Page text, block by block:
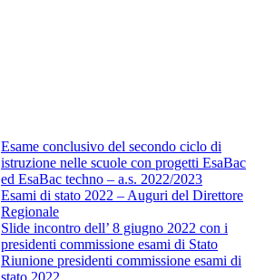
Esame conclusivo del secondo ciclo di
istruzione nelle scuole con progetti EsaBac
ed EsaBac techno – a.s. 2022/2023
Esami di stato 2022 – Auguri del Direttore
Regionale
Slide incontro dell’ 8 giugno 2022 con i
presidenti commissione esami di Stato
Riunione presidenti commissione esami di